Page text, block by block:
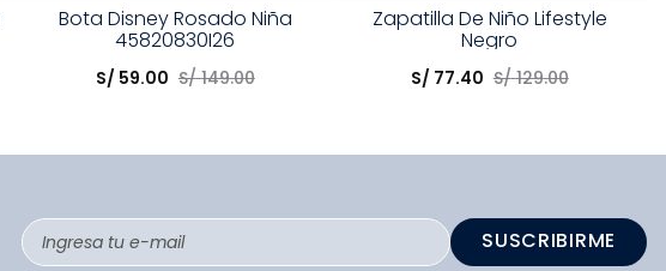
Elige una opción
Bota Disney Rosado Niña
45820830I26
S/ 59.00 S/ 149.00
Elige una opción
Zapatilla De Niño Lifestyle
Negro
S/ 77.40 S/ 129.00
SUSCRIBIRME